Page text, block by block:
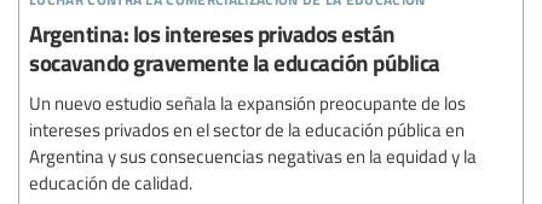
Argentina: los intereses privados están
socavando gravemente la educación pública
Un nuevo estudio señala la expansión preocupante de los
intereses privados en el sector de la educación pública en
Argentina y sus consecuencias negativas en la equidad y la
educación de calidad.